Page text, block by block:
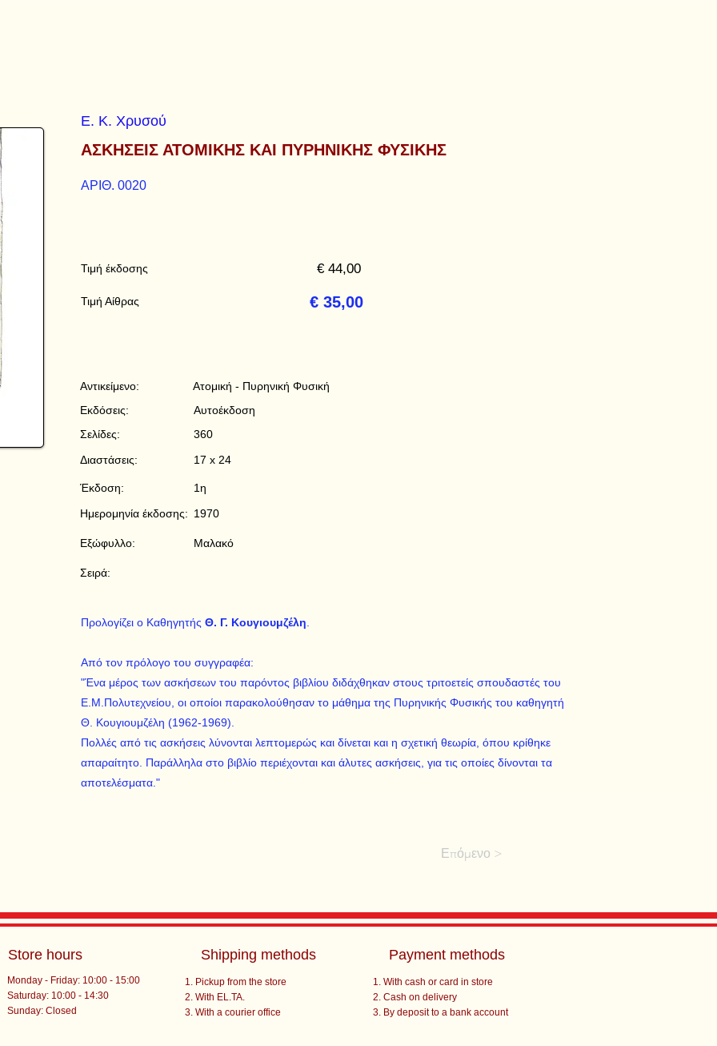
Ε. Κ. Χρυσού
ΑΣΚΗΣΕΙΣ ΑΤΟΜΙΚΗΣ ΚΑΙ ΠΥΡΗΝΙΚΗΣ ΦΥΣΙΚΗΣ
ΑΡΙΘ. 0020
Τιμή έκδοσης
Τιμή Αίθρας
€ 44,00
€ 35,00
Αντικείμενο:
Εκδόσεις:
Σελίδες:
Διαστάσεις:
Έκδοση:
Ημερομηνία έκδοσης:
Εξώφυλλο:
Σειρά:
Ατομική - Πυρηνική Φυσική
Αυτοέκδοση
360
17 x 24
1η
1970
Μαλακό
Προλογίζει ο Καθηγητής Θ. Γ. Κουγιουμζέλη
Από τον πρόλογο του συγγραφέα:
"Ένα μέρος των ασκήσεων του παρόντος βιβλίου διδάχθηκαν στους τριτοετείς σπουδαστές του
Ε.Μ.Πολυτεχνείου, οι οποίοι παρακολούθησαν το μάθημα της Πυρηνικής Φυσικής του καθηγητή
Θ. Κουγιουμζέλη (1962-1969).
Πολλές από τις ασκήσεις λύνονται λεπτομερώς και δίνεται και η σχετική θεωρία, όπου κρίθηκε
απαραίτητο. Παράλληλα στο βιβλίο περιέχονται και άλυτες ασκήσεις, για τις οποίες δίνονται τα
αποτελέσματα."
Επόμενο >
Store hours
Monday - Friday: 10:00 - 15:00
Saturday: 10:00 - 14:30
​Sunday: Closed
Shipping methods
Pickup from the store
With EL.TA.
With a courier office
Payment methods
With cash or card in store
Cash on delivery
By deposit to a bank account